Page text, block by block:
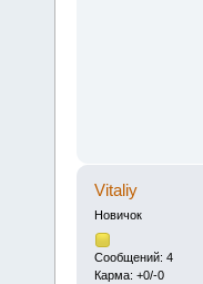
Vitaliy
Новичок
Сообщений: 4
Карма: +0/-0